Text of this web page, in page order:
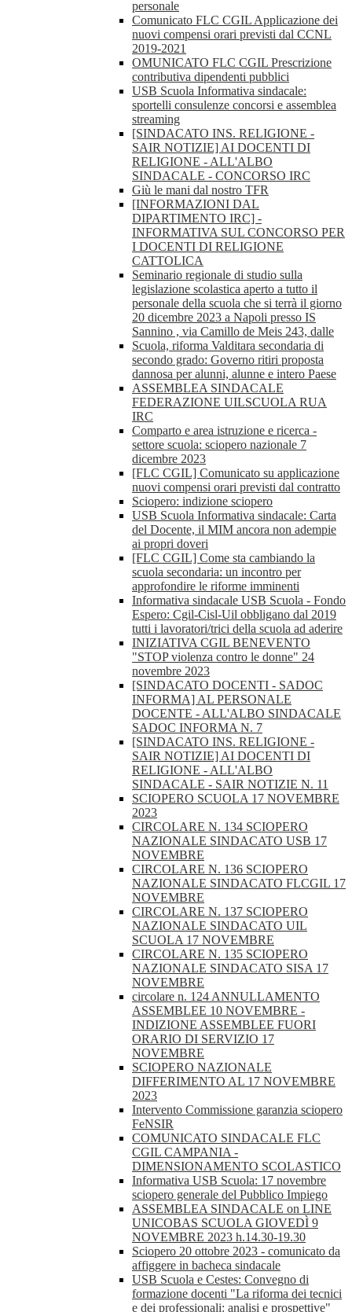
personale
Comunicato FLC CGIL Applicazione dei
nuovi compensi orari previsti dal CCNL
2019-2021
OMUNICATO FLC CGIL Prescrizione
contributiva dipendenti pubblici
USB Scuola Informativa sindacale:
sportelli consulenze concorsi e assemblea
streaming
[SINDACATO INS. RELIGIONE -
SAIR NOTIZIE] AI DOCENTI DI
RELIGIONE - ALL'ALBO
SINDACALE - CONCORSO IRC
Giù le mani dal nostro TFR
[INFORMAZIONI DAL
DIPARTIMENTO IRC] -
INFORMATIVA SUL CONCORSO PER
I DOCENTI DI RELIGIONE
CATTOLICA
Seminario regionale di studio sulla
legislazione scolastica aperto a tutto il
personale della scuola che si terrà il giorno
20 dicembre 2023 a Napoli presso IS
Sannino , via Camillo de Meis 243, dalle
Scuola, riforma Valditara secondaria di
secondo grado: Governo ritiri proposta
dannosa per alunni, alunne e intero Paese
ASSEMBLEA SINDACALE
FEDERAZIONE UILSCUOLA RUA
IRC
Comparto e area istruzione e ricerca -
settore scuola: sciopero nazionale 7
dicembre 2023
[FLC CGIL] Comunicato su applicazione
nuovi compensi orari previsti dal contratto
Sciopero: indizione sciopero
USB Scuola Informativa sindacale: Carta
del Docente, il MIM ancora non adempie
ai propri doveri
[FLC CGIL] Come sta cambiando la
scuola secondaria: un incontro per
approfondire le riforme imminenti
Informativa sindacale USB Scuola - Fondo
Espero: Cgil-Cisl-Uil obbligano dal 2019
tutti i lavoratori/trici della scuola ad aderire
INIZIATIVA CGIL BENEVENTO
"STOP violenza contro le donne" 24
novembre 2023
[SINDACATO DOCENTI - SADOC
INFORMA] AL PERSONALE
DOCENTE - ALL'ALBO SINDACALE
SADOC INFORMA N. 7
[SINDACATO INS. RELIGIONE -
SAIR NOTIZIE] AI DOCENTI DI
RELIGIONE - ALL'ALBO
SINDACALE - SAIR NOTIZIE N. 11
SCIOPERO SCUOLA 17 NOVEMBRE
2023
CIRCOLARE N. 134 SCIOPERO
NAZIONALE SINDACATO USB 17
NOVEMBRE
CIRCOLARE N. 136 SCIOPERO
NAZIONALE SINDACATO FLCGIL 17
NOVEMBRE
CIRCOLARE N. 137 SCIOPERO
NAZIONALE SINDACATO UIL
SCUOLA 17 NOVEMBRE
CIRCOLARE N. 135 SCIOPERO
NAZIONALE SINDACATO SISA 17
NOVEMBRE
circolare n. 124 ANNULLAMENTO
ASSEMBLEE 10 NOVEMBRE -
INDIZIONE ASSEMBLEE FUORI
ORARIO DI SERVIZIO 17
NOVEMBRE
SCIOPERO NAZIONALE
DIFFERIMENTO AL 17 NOVEMBRE
2023
Intervento Commissione garanzia sciopero
FeNSIR
COMUNICATO SINDACALE FLC
CGIL CAMPANIA -
DIMENSIONAMENTO SCOLASTICO
Informativa USB Scuola: 17 novembre
sciopero generale del Pubblico Impiego
ASSEMBLEA SINDACALE on LINE
UNICOBAS SCUOLA GIOVEDÌ 9
NOVEMBRE 2023 h.14.30-19.30
Sciopero 20 ottobre 2023 - comunicato da
affiggere in bacheca sindacale
USB Scuola e Cestes: Convegno di
formazione docenti "La riforma dei tecnici
e dei professionali: analisi e prospettive"